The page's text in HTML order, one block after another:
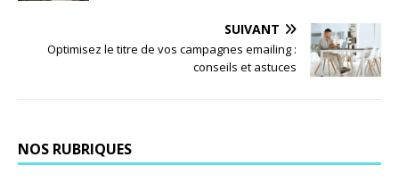
SUIVANT
Optimisez le titre de vos campagnes emailing :
conseils et astuces
NOS RUBRIQUES